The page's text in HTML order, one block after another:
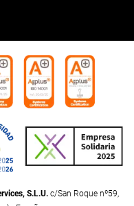
S.L.U.c/San Roque nº59,